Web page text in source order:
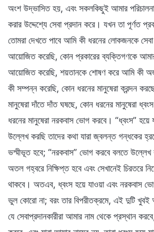
অংশ উদ্ভাসিত হয়, এবং সকলকিছুই আমার
করার উদ্দেশ্যে সেবা প্রদান করে। যখন তা পূর্ণত
তোমরা দেখতে পাবে আমি কী ধরনের লোকজনকে
আয়োজিত করেছি, কোন প্রকারের ব্যক্তিগণকে
আয়োজিত করেছি, শয়তানকে শোষণ করে আমি কী
কী সম্পন্ন করেছি, কোন ধরনের মানুষেরা ক্রন্দন
মানুষেরা দাঁতে দাঁত ঘষছে, কোন ধরনের মানুষেরা
ধরনের মানুষেরা নরকবাস ভোগ করবে। “ধ্বংস” হয়ে
উল্লেখ করছি তাদের কথা যারা জ্বলন্ত গন্ধকের
ভস্মীভূত হবে; “নরকবাস” ভোগ করবে বলতে উল্লেখ
অতল গহ্বরে নিক্ষিপ্ত হবে এবং সেখানেই চিরতরে
থাকবে। অতএব, ধ্বংস হয়ে যাওয়া এবং নরকবাস
ভুল কোরো না; বরং তার বিপরীতক্রমে, এই দুটি
যে সেবাপ্রদানকারীরা আমার নাম থেকে প্রস্থান